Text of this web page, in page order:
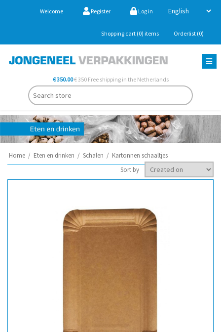
Welcome Register Log in
Shopping cart (0) items Orderlist (0)
€ 350.00€ 350 Free shipping in the Netherlands
Home / Eten en drinken / Schalen / Kartonnen schaaltjes
Sort by